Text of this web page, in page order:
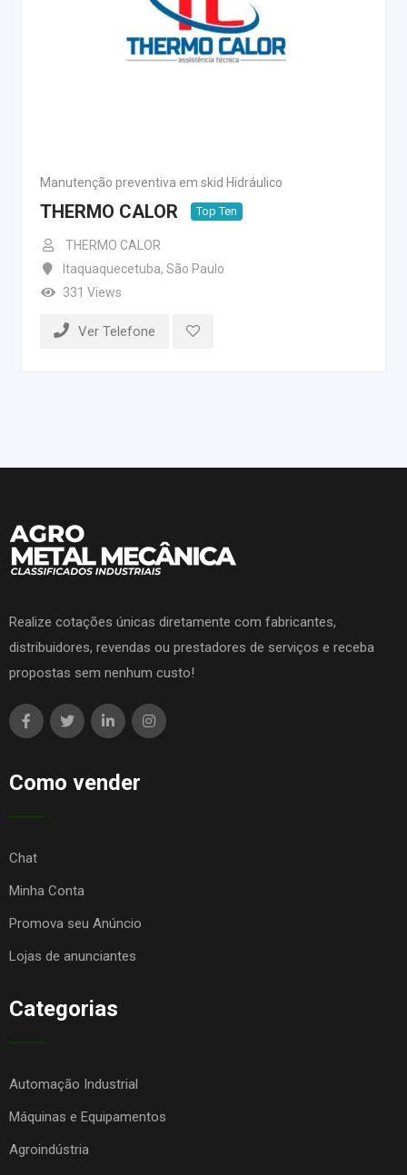
Manutenção preventiva em skid Hidráulico
THERMO CALOR Top Ten
THERMO CALOR
Itaquaquecetuba, São Paulo
331 Views
Ver Telefone
Realize cotações únicas diretamente com fabricantes,
distribuidores, revendas ou prestadores de serviços e receba
propostas sem nenhum custo!
Como vender
Chat
Minha Conta
Promova seu Anúncio
Lojas de anunciantes
Categorias
Automação Industrial
Máquinas e Equipamentos
Agroindústria